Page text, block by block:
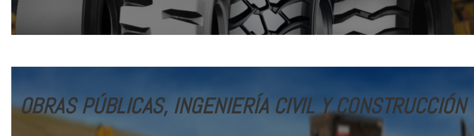
OBRAS PÚBLICAS, INGENIERÍA CIVIL Y CONSTRUCCIÓN